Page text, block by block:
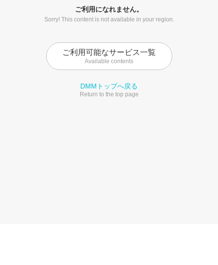
ご利用になれません。
Sorry! This content is not available in your region.
ご利用可能なサービス一覧
Available contents
DMMトップへ戻る
Return to the top page